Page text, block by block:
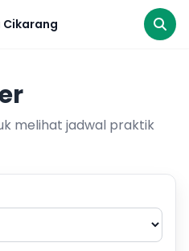
Cikarang
melihat jadwal praktik